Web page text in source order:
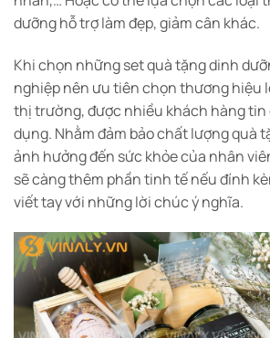
dưỡng hỗ trợ làm đẹp, giảm cân khác.
Khi chọn những set quà tặng dinh
nghiệp nên ưu tiên chọn thương hiệu
thị trường, được nhiều khách hàng tin
dụng. Nhằm đảm bảo chất lượng quà
ảnh hưởng đến sức khỏe của nhân
sẽ càng thêm phần tinh tế nếu đính
viết tay với những lời chúc ý nghĩa.